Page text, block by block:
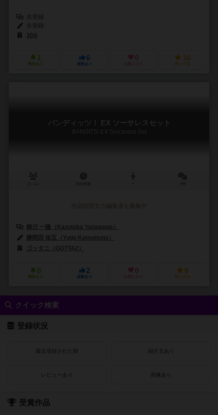
3D6
1
興味あり
6
経験あり
0
お気に入り
10
持ってる
バンディッツ！ EX ソーサレスセット
BANDITS! EX Sorceress Set
柳川 一隆（Kazutaka Yanagawa）
勝間田 佑五（Yugo Katsumata）
ゴッタニ（GOTTA2）
0
興味あり
2
経験あり
0
お気に入り
6
持ってる
クイック検索
登録状況
最近登録された順 紹介文あり
レビューあり 画像あり
受賞作品